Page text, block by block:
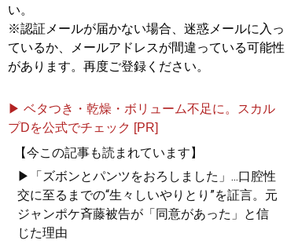
い。
※認証メールが届かない場合、迷惑メールに入っ
ているか、メールアドレスが間違っている可能性
があります。再度ご登録ください。
▶ ベタつき・乾燥・ボリューム不足に。スカル
プDを公式でチェック [PR]
【今この記事も読まれています】
▶「ズボンとパンツをおろしました」...口腔性
交に至るまでの“生々しいやりとり”を証言。元
ジャンポケ斉藤被告が「同意があった」と信
じた理由